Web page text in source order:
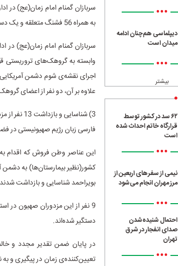
•••
دیپلماسی هم‌چنان ادامه
میدان است
•••
بیشتر
۶۲ سد در کشور توسط
قرارگاه خاتم احداث شده
است
•••
نیمی از سفرهای اربعین از
مرز مهران انجام می‌شود
•••
احتمال شنیده‌شدن
صدای انفجار در شرق
تهران
•••
به همراه 56 فشنگ متعلقه و یک دستگاه ماهواره استارلینک کشف گردید.
اجرای نقشه‌ی شوم دشمن
علاوه بر آن، دو نفر از اعضای
3)
فارسی زبان رژیم صهیونیستی در
این عناصر وطن فروش که اقدام
کشور(نظیر بیمارستان‌ها) به دشمن
بویراحمد شناسایی و بازداشت
دستگیر شده‌اند.
در پایان ضمن تقدیر مجدد و
تعیین‌کننده‌ی زمان در پیگیری و به